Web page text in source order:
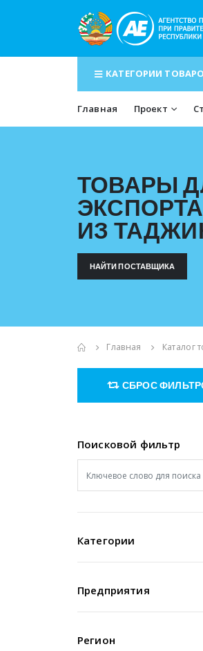
КАТЕГОРИИ
Главная Проект
ТОВАРЫ
ЭКСПОРТА
ИЗ
НАЙТИ ПОСТАВЩИКА
Главная Каталог
СБРОС
Поисковой фильтр
Категории
Предприятия
Регион